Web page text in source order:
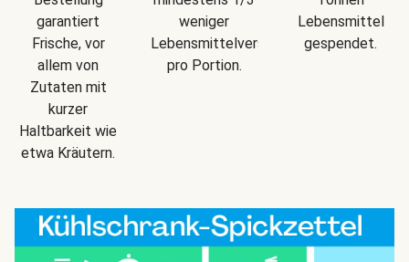
garantiert
Frische, vor
allem von
Zutaten mit
kurzer
Haltbarkeit wie
etwa Kräutern.
weniger
Lebensmittelverschwendung
pro Portion.
Lebensmittel
gespendet.